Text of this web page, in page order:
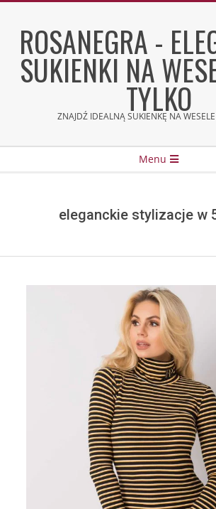
contentROSANEGRA -
SUKIENKI NA
TYLKO
ZNAJDŹ IDEALNĄ SUKIENKĘ NA
Menu
eleganckie stylizacje w